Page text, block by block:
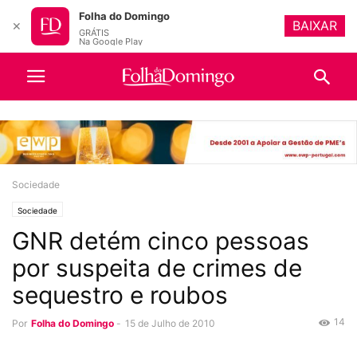
Sociedade
Sociedade
GNR detém cinco pessoas
por suspeita de crimes de
sequestro e roubos
Por Folha do Domingo - 15 de Julho de 2010 14
✕
Folha do Domingo
GRÁTIS
Na Google Play
BAIXAR